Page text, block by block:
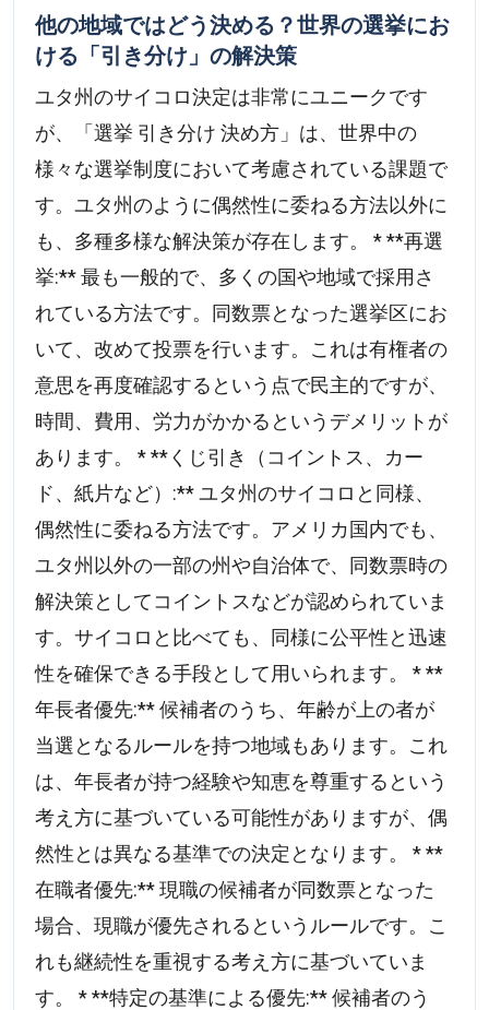
他の地域ではどう決める？世界の選挙にお
ける「引き分け」の解決策
ユタ州のサイコロ決定は非常にユニークです
が、「選挙 引き分け 決め方」は、世界中の
様々な選挙制度において考慮されている課題で
す。ユタ州のように偶然性に委ねる方法以外に
も、多種多様な解決策が存在します。 * **再選
挙:** 最も一般的で、多くの国や地域で採用さ
れている方法です。同数票となった選挙区にお
いて、改めて投票を行います。これは有権者の
意思を再度確認するという点で民主的ですが、
時間、費用、労力がかかるというデメリットが
あります。 * **くじ引き（コイントス、カー
ド、紙片など）:** ユタ州のサイコロと同様、
偶然性に委ねる方法です。アメリカ国内でも、
ユタ州以外の一部の州や自治体で、同数票時の
解決策としてコイントスなどが認められていま
す。サイコロと比べても、同様に公平性と迅速
性を確保できる手段として用いられます。 * **
年長者優先:** 候補者のうち、年齢が上の者が
当選となるルールを持つ地域もあります。これ
は、年長者が持つ経験や知恵を尊重するという
考え方に基づいている可能性がありますが、偶
然性とは異なる基準での決定となります。 * **
在職者優先:** 現職の候補者が同数票となった
場合、現職が優先されるというルールです。こ
れも継続性を重視する考え方に基づいていま
す。 * **特定の基準による優先:** 候補者のう